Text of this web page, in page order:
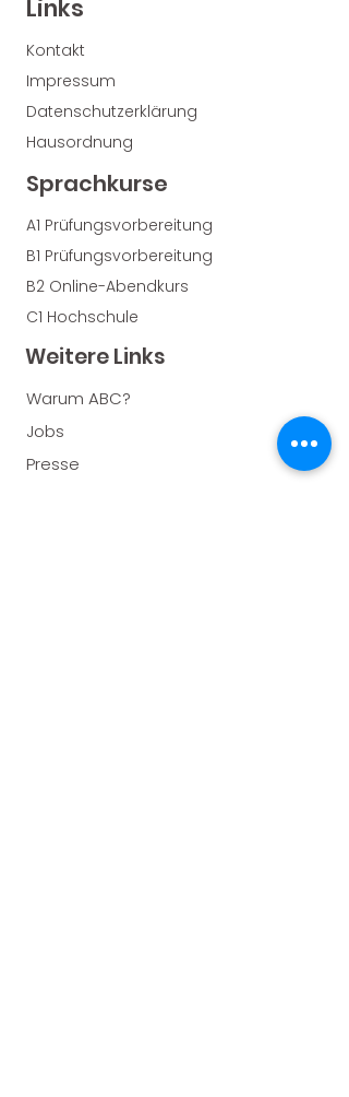
Links
Kontakt
Impressum
Datenschutzerklärung
Hausordnung
Sprachkurse
A1 Prüfungsvorbereitung
B1 Prüfungsvorbereitung
B2 Online-Abendkurs
C1 Hochschule
Weitere Links
Warum ABC?
Jobs
Presse